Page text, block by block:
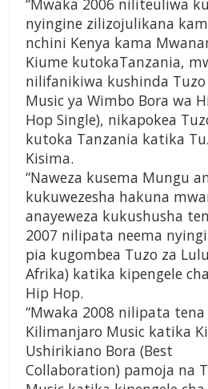
“Mwaka 2006 niliteuliwa
nyingine zilizojulikana
nchini Kenya kama
Kiume kutokaTanzania,
nilifanikiwa kushinda
Music ya Wimbo Bora wa
Hop Single), nikapokea
kutoka Tanzania katika
Kisima.
“Naweza kusema Mungu
kukuwezesha hakuna
anayeweza kukushusha
2007 nilipata neema
pia kugombea Tuzo za
Afrika) katika kipengele
Hip Hop.
“Mwaka 2008 nilipata tena
Kilimanjaro Music katika
Ushirikiano Bora (Best
Collaboration) pamoja na